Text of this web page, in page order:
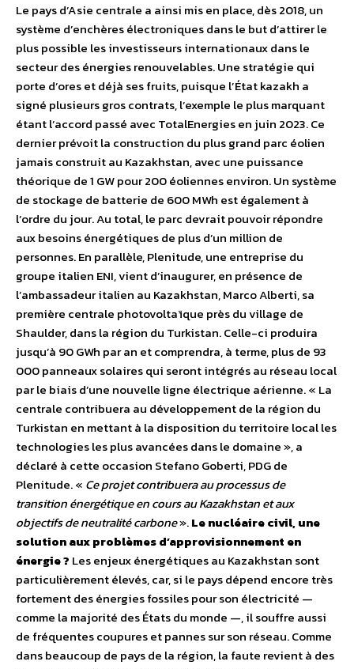
Le pays d’Asie centrale a ainsi mis en place, dès 2018, un
système d’enchères électroniques dans le but d’attirer le
plus possible les investisseurs internationaux dans le
secteur des énergies renouvelables. Une stratégie qui
porte d’ores et déjà ses fruits, puisque l’État kazakh a
signé plusieurs gros contrats, l’exemple le plus marquant
étant l’accord passé avec TotalEnergies en juin 2023. Ce
dernier prévoit la construction du plus grand parc éolien
jamais construit au Kazakhstan, avec une puissance
théorique de 1 GW pour 200 éoliennes environ. Un système
de stockage de batterie de 600 MWh est également à
l’ordre du jour. Au total, le parc devrait pouvoir répondre
aux besoins énergétiques de plus d’un million de
personnes. En parallèle, Plenitude, une entreprise du
groupe italien ENI, vient d’inaugurer, en présence de
l’ambassadeur italien au Kazakhstan, Marco Alberti, sa
première centrale photovoltaïque près du village de
Shaulder, dans la région du Turkistan. Celle-ci produira
jusqu’à 90 GWh par an et comprendra, à terme, plus de 93
000 panneaux solaires qui seront intégrés au réseau local
par le biais d’une nouvelle ligne électrique aérienne. « La
centrale contribuera au développement de la région du
Turkistan en mettant à la disposition du territoire local les
technologies les plus avancées dans le domaine », a
déclaré à cette occasion Stefano Goberti, PDG de
Plenitude. « Ce projet contribuera au processus de
transition énergétique en cours au Kazakhstan et aux
objectifs de neutralité carbone».Le nucléaire civil, une
solution aux problèmes d’approvisionnement en
énergie ? Les enjeux énergétiques au Kazakhstan sont
particulièrement élevés, car, si le pays dépend encore très
fortement des énergies fossiles pour son électricité —
comme la majorité des États du monde —, il souffre aussi
de fréquentes coupures et pannes sur son réseau. Comme
dans beaucoup de pays de la région, la faute revient à des